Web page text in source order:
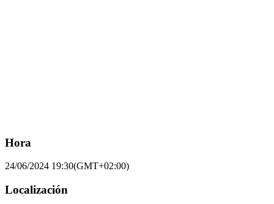
Hora
24/06/2024 19:30(GMT+02:00)
Localización